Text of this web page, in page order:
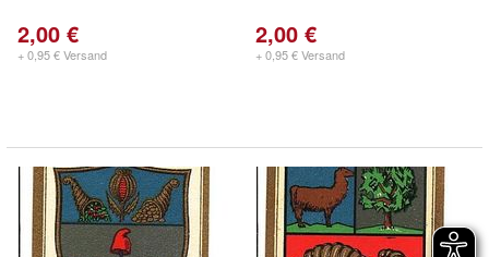
2,00 €
+ 0,95 € Versand
2,00 €
+ 0,95 € Versand